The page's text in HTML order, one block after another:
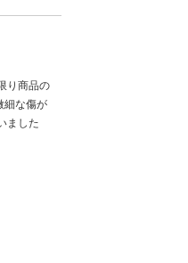
り商品の
細な傷が
ました